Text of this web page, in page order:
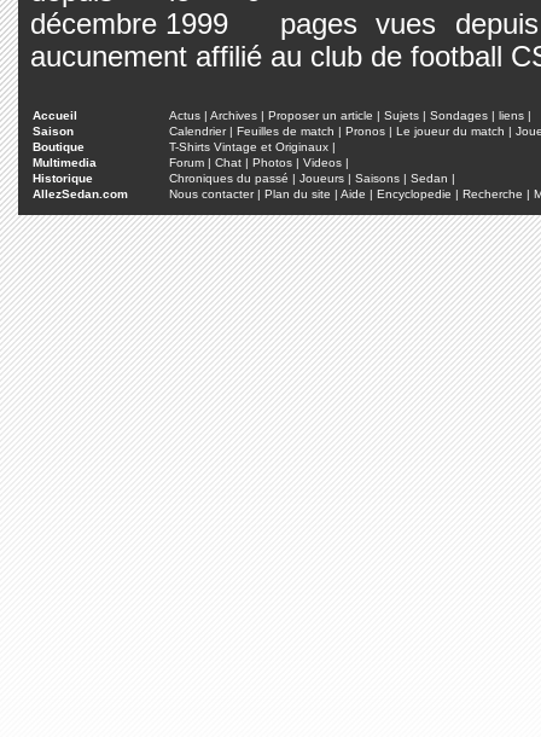
pages vues
aucunement affilié au club de football
Accueil Actus | Archives | Proposer un article | Sujets | Sondages | liens |
Saison
Calendrier| Feuilles de match | Pronos | Le joueur du match |
Boutique
T-Shirts Vintage et Originaux |
Multimedia
Forum | Chat | Photos | Videos |
Historique
Chroniques du passé | Joueurs | Saisons | Sedan |
AllezSedan.com
Nous contacter| Plan du site | Aide | Encyclopedie | Recherche |